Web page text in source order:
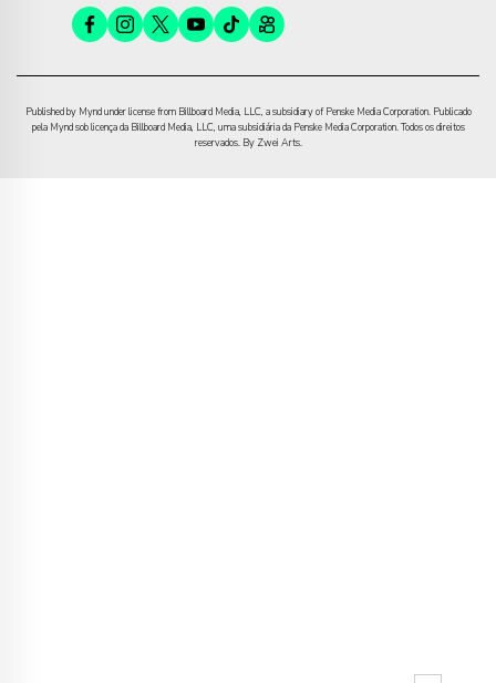
Published by Mynd under license from Billboard Media, LLC, a subsidiary of Penske Media Corporation. Publicado
pela Mynd sob licença da Billboard Media, LLC, uma subsidiária da Penske Media Corporation. Todos os direitos
reservados. By Zwei Arts.